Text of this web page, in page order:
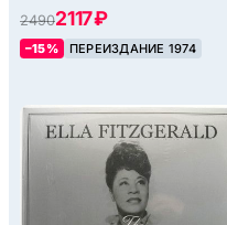
24902117 ₽
–15% ПЕРЕИЗДАНИЕ 1974